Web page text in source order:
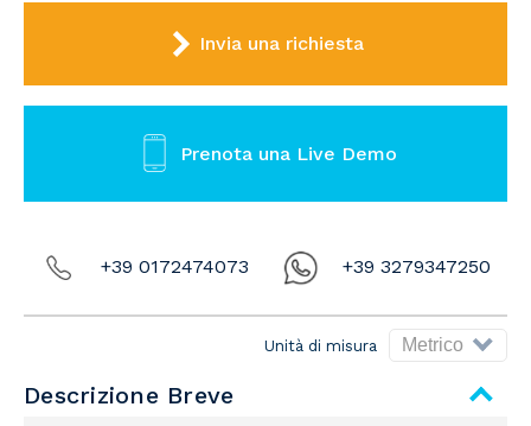
Invia una richiesta
Prenota una Live Demo
+39 0172474073 +39 3279347250
Unità di misura
Descrizione Breve